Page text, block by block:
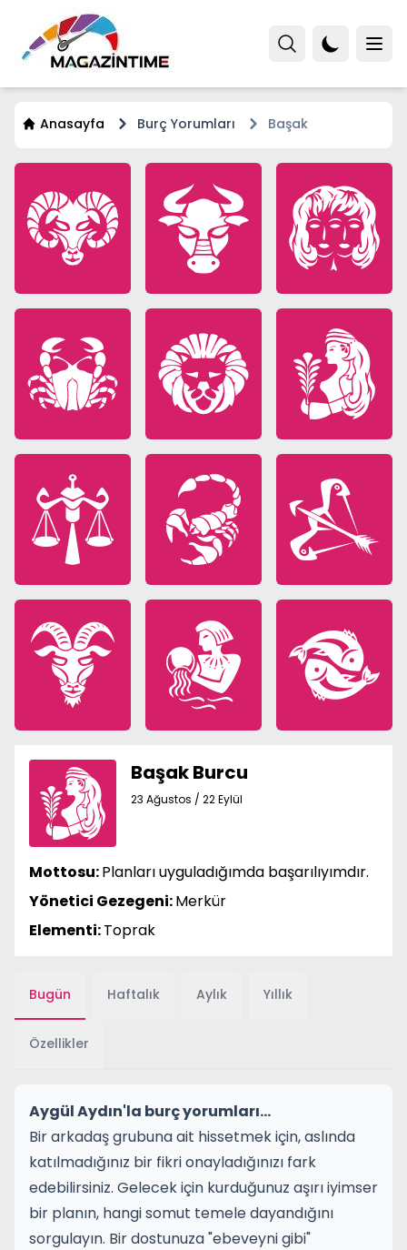
Anasayfa Burç Yorumları Başak
Başak Burcu
23 Ağustos / 22 Eylül
Mottosu:Planları uyguladığımda başarılıyımdır.
Yönetici Gezegeni:Merkür
Elementi:Toprak
Bugün Haftalık Aylık Yıllık
Özellikler
Aygül Aydın'la burç yorumları...
Bir arkadaş grubuna ait hissetmek için, aslında
katılmadığınız bir fikri onayladığınızı fark
edebilirsiniz. Gelecek için kurduğunuz aşırı iyimser
bir planın, hangi somut temele dayandığını
sorgulayın. Bir dostunuza "ebeveyni gibi"